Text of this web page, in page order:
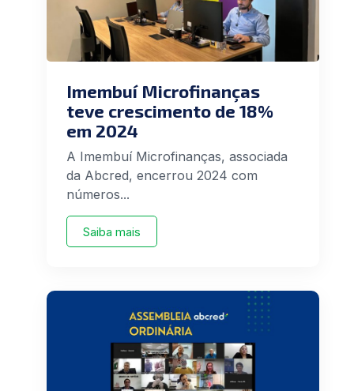
Imembuí Microfinanças
teve crescimento de 18%
em 2024
A Imembuí Microfinanças, associada
da Abcred, encerrou 2024 com
números...
Saiba mais